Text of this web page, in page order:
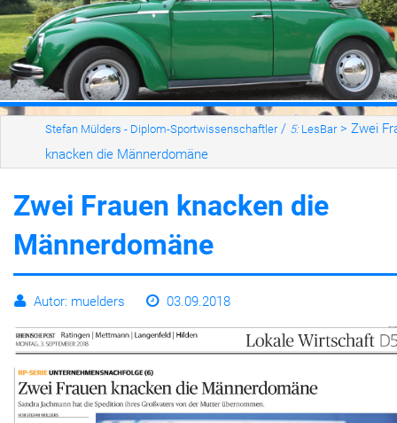
Können
Wirken
Werte
LesBar
Serien
Leben
Stefan Mülders - Diplom-Sportwissenschaftler / 5: LesBar > Zwei
kna­cken die Män­ner­do­mä­ne
Zwei Frau­en kna­cken die
Män­ner­do­mä­ne
Autor: muelders 03.09.2018